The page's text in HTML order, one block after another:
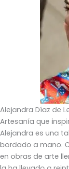
Alejandra Díaz de
Artesanía que
Alejandra es una
bordado a mano.
en obras de arte